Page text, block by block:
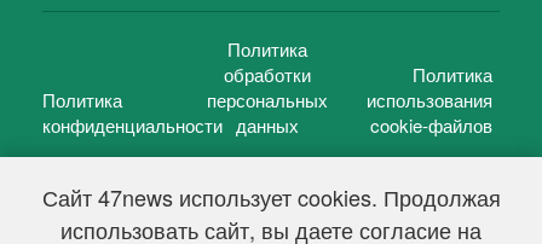
Сайт 47news использует cookies. Продолжая
использовать сайт, вы даете согласие на
Политика
конфиденциальности
Политика
обработки
персональных
данных
Политика
использования
cookie-файлов